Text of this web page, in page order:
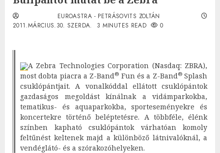
EUROASTRA - PETRÁSOVITS ZOLTÁN
2011.MÁRCIUS.30. SZERDA.
3 MINUTES READ 0
A Zebra Technologies Corporation (Nasdaq: ZBRA),
most dobta piacra a Z-Band® Fun és a Z-Band®Splash
csuklópántjait. A vonalkóddal ellátott csuklópántok
gazdaságos megoldást kínálnak a vidámparkokba,
tematikus- és aquaparkokba, sporteseményekre és
koncertekre történő beléptetésre. A többféle, élénk
színben kapható csuklópántok várhatóan komoly
feltűnést keltenek majd a különböző látnivalóknál, a
vendéglátó- és a szórakozóhelyeken.